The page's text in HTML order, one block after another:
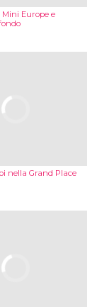
Mini Europe e
nella Grand Place